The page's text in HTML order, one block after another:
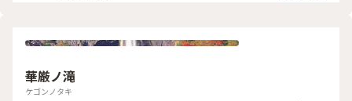
華厳ノ滝
ケゴンノタキ